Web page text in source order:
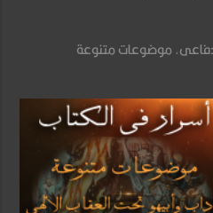
, موضوعات متنوعة